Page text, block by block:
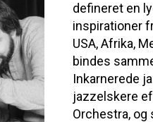
defineret en
inspirationer
USA, Afrika,
bindes
Inkarnerede
jazzelskere
Orchestra, og